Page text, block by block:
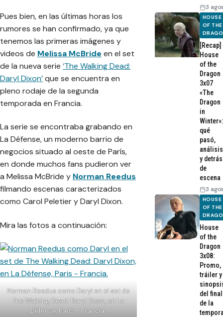
Pues bien, en las últimas horas los
rumores se han confirmado, ya que
tenemos las primeras imágenes y
videos de Melissa McBride en el set
de la nueva serie ‘The Walking Dead:
Daryl Dixon’que se encuentra en
pleno rodaje de la segunda
temporada en Francia.
La serie se encontraba grabando en
La Défense, un moderno barrio de
negocios situado al oeste de París,
en donde muchos fans pudieron ver
a Melissa McBride y Norman Reedus
filmando escenas caracterizados
como Carol Peletier y Daryl Dixon.
Mira las fotos a continuación:
Norman Reedus como Daryl en el set de
The Walking Dead: Daryl Dixon, en La
Défense, Paris – Francia.
3
HOUSE
OF THE
[Recap]
House
of the
Dragon
3x07
«The
Dragon
in
Winter»:
qué
pasó,
análisis
y detrás
de
escena
3
HOUSE
OF THE
House
of the
Dragon
3x08:
Promo,
tráiler y
del final
de la